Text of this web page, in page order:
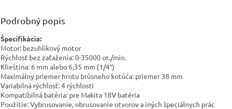
Podrobný popis
Špecifikácia:
Motor: bezuhlíkový motor
Rýchlosť bez zaťaženia: 0-35000 ot./min.
Klieština: 6 mm alebo 6,35 mm (1/4″)
Maximálny priemer hrotu brúsneho kotúča: priemer 38 mm
Variabilná rýchlosť: 4 rýchlosti
Kompatibilná batéria: pre Makita 18V batéria
Použitie: Vybrusovanie, obrusovanie otvorov a iných špeciálnych prác